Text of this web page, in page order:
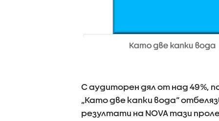
С аудиторен дял от над 49%,
„Като две капки вода“
резултати на NOVA тази